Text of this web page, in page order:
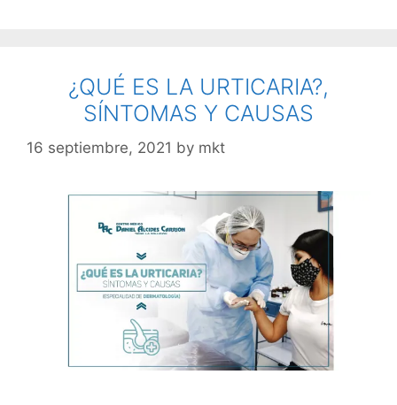
¿QUÉ ES LA URTICARIA?,
SÍNTOMAS Y CAUSAS
16 septiembre, 2021 by mkt